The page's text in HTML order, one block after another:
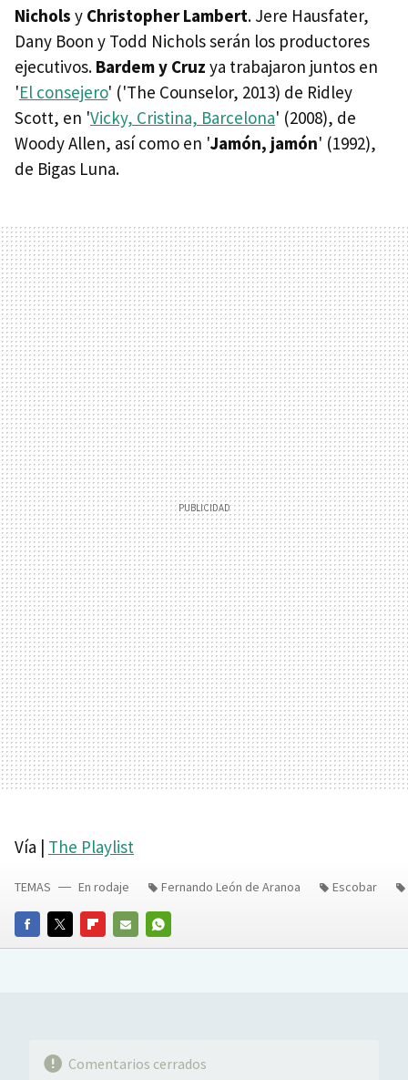
Nichols y Christopher Lambert. Jere Hausfater,
Dany Boon y Todd Nichols serán los productores
ejecutivos. Bardem y Cruz ya trabajaron juntos en
'El consejero' ('The Counselor, 2013) de Ridley
Scott, en 'Vicky, Cristina, Barcelona' (2008), de
Woody Allen, así como en 'Jamón, jamón' (1992),
de Bigas Luna.
Vía | The Playlist
FACEBOOKTWITTERFLIPBOARD
E-
WHATSAPP
TEMAS En rodaje Fernando León de Aranoa Escobar
Comentarios cerrados